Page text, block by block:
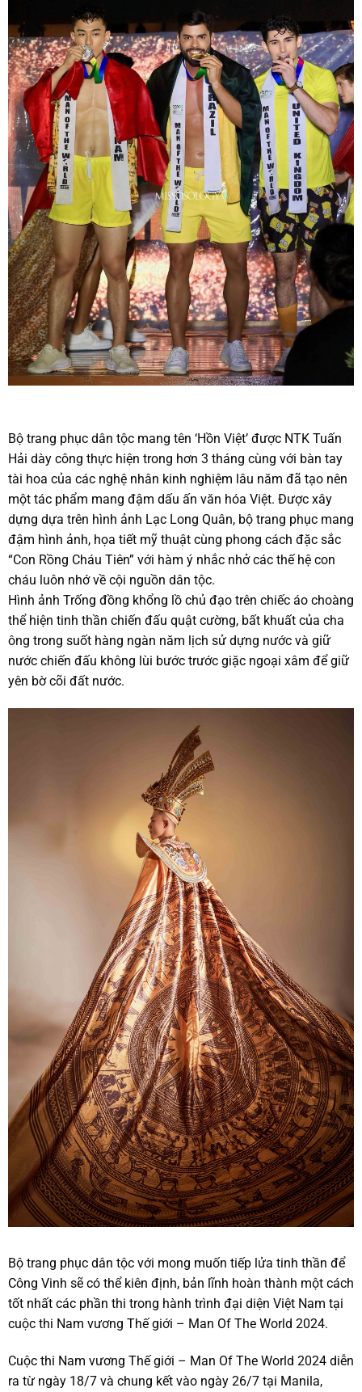
Bộ trang phục dân tộc mang tên ‘Hồn Việt’ được NTK Tuấn
Hải dày công thực hiện trong hơn 3 tháng cùng với bàn tay
tài hoa của các nghệ nhân kinh nghiệm lâu năm đã tạo nên
một tác phẩm mang đậm dấu ấn văn hóa Việt. Được xây
dựng dựa trên hình ảnh Lạc Long Quân, bộ trang phục mang
đậm hình ảnh, họa tiết mỹ thuật cùng phong cách đặc sắc
“Con Rồng Cháu Tiên” với hàm ý nhắc nhở các thế hệ con
cháu luôn nhớ về cội nguồn dân tộc.
Hình ảnh Trống đồng khổng lồ chủ đạo trên chiếc áo choàng
thể hiện tinh thần chiến đấu quật cường, bất khuất của cha
ông trong suốt hàng ngàn năm lịch sử dựng nước và giữ
nước chiến đấu không lùi bước trước giặc ngoại xâm để giữ
yên bờ cõi đất nước.
Bộ trang phục dân tộc với mong muốn tiếp lửa tinh thần để
Công Vinh sẽ có thể kiên định, bản lĩnh hoàn thành một cách
tốt nhất các phần thi trong hành trình đại diện Việt Nam tại
cuộc thi Nam vương Thế giới – Man Of The World 2024.
Cuộc thi Nam vương Thế giới – Man Of The World 2024 diễn
ra từ ngày 18/7 và chung kết vào ngày 26/7 tại Manila,